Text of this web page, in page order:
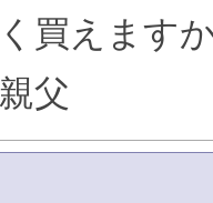
買えます
父